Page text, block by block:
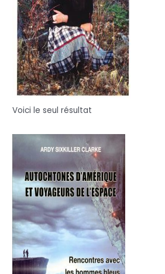
Voici le seul résultat